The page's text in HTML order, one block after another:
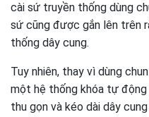
cài sứ truyền thống dùng
sứ cũng được gắn lên trên
thống dây cung.
Tuy nhiên, thay vì dùng
một hệ thống khóa tự
thu gọn và kéo dài dây